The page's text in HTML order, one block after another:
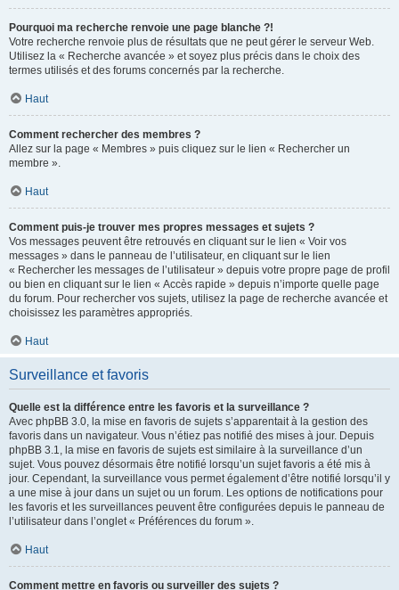
Pourquoi ma recherche renvoie une page blanche ?!
Votre recherche renvoie plus de résultats que ne peut gérer le serveur Web.
Utilisez la « Recherche avancée » et soyez plus précis dans le choix des
termes utilisés et des forums concernés par la recherche.
Haut
Comment rechercher des membres ?
Allez sur la page « Membres » puis cliquez sur le lien « Rechercher un
membre ».
Haut
Comment puis-je trouver mes propres messages et sujets ?
Vos messages peuvent être retrouvés en cliquant sur le lien « Voir vos
messages » dans le panneau de l’utilisateur, en cliquant sur le lien
« Rechercher les messages de l’utilisateur » depuis votre propre page de profil
ou bien en cliquant sur le lien « Accès rapide » depuis n’importe quelle page
du forum. Pour rechercher vos sujets, utilisez la page de recherche avancée et
choisissez les paramètres appropriés.
Haut
Surveillance et favoris
Quelle est la différence entre les favoris et la surveillance ?
Avec phpBB 3.0, la mise en favoris de sujets s’apparentait à la gestion des
favoris dans un navigateur. Vous n’étiez pas notifié des mises à jour. Depuis
phpBB 3.1, la mise en favoris de sujets est similaire à la surveillance d’un
sujet. Vous pouvez désormais être notifié lorsqu’un sujet favoris a été mis à
jour. Cependant, la surveillance vous permet également d’être notifié lorsqu’il y
a une mise à jour dans un sujet ou un forum. Les options de notifications pour
les favoris et les surveillances peuvent être configurées depuis le panneau de
l’utilisateur dans l’onglet « Préférences du forum ».
Haut
Comment mettre en favoris ou surveiller des sujets ?